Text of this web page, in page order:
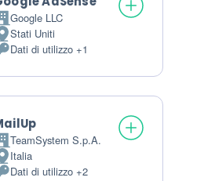
Google LLC
del trattamento:
Stati Uniti
Personali trattati:
Dati di utilizzo +1
TeamSystem S.p.A.
del trattamento:
Italia
Personali trattati:
Dati di utilizzo +2